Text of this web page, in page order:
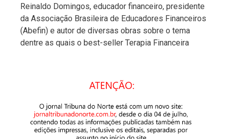
Reinaldo Domingos, educador financeiro, presidente
da Associação Brasileira de Educadores Financeiros
(Abefin) e autor de diversas obras sobre o tema
dentre as quais o best-seller Terapia Financeira